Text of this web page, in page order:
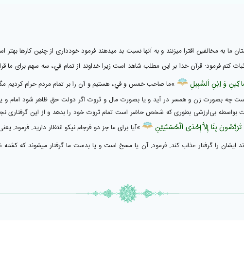
ما به مخالفين افترا ميزنند و به آنها نسبت بد ميدهند فرمود خوددارى از چنين كارها
كنم فرمود: قرآن خدا بر اين مطلب شاهد است زيرا خداوند از تمام فيء سه سهم براى ما
وَ اِبْنِ‌ اَلسَّبِيلِ‌
»ما صاحب خمس و فيء هستيم و آن را بر تمام مردم حرام كرديم
زن و همسر در آيد و يا بصورت مال و ثروت اگر دولت حق ظاهر شود امام و يا
بى‌ارزشى بطورى كه شخص حاضر است تمام ثروت خود را بدهد و از اين گرفتارى
بِنٰا إِلاّٰ إِحْدَى اَلْحُسْنَيَيْنِ‌
»آيا براى ما جز دو فرجام نيكو انتظار داريد. فرمود:
ايشان را گرفتار عذاب كند. فرمود: آن يا مسخ است و يا بدست ما گرفتار ميشوند كه